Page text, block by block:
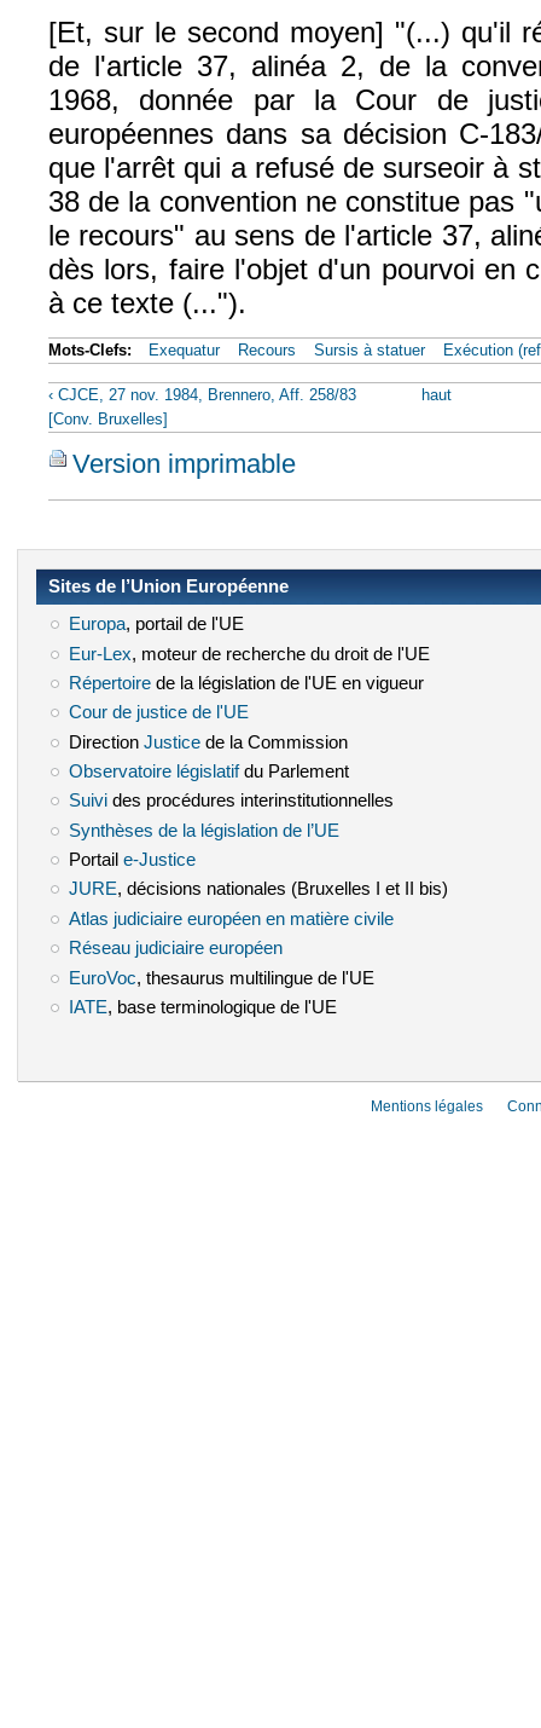
[Et, sur le second moyen] "(...) qu'il
de l'article 37, alinéa 2, de la
1968, donnée par la Cour de
européennes dans sa décision C-
que l'arrêt qui a refusé de surseoir à
38 de la convention ne constitue pas
le recours" au sens de l'article 37,
dès lors, faire l'objet d'un pourvoi en
à ce texte (...").
Mots-Clefs: Exequatur Recours Sursis à statuer Exécution
‹ CJCE, 27 nov. 1984, Brennero, Aff. 258/83
[Conv. Bruxelles]
haut
Version imprimable
Sites de l’Union Européenne
Europa(le lien est externe)
, portail de l'UE
Eur-Lex (le lien est externe)
, moteur de recherche du droit de l'UE
Répertoire(le lien est externe)
de la législation de l'UE en vigueur
Cour de justice de l'UE
Direction Justice(le lien est externe)
de la Commission
Observatoire législatif(le lien est externe)
du Parlement
Suivi(le lien est externe)
des procédures interinstitutionnelles
Synthèses de la législation de l’UE
Portail e-Justice(le lien est externe)
JURE(le lien est externe)
, décisions nationales (Bruxelles I et II bis)
Atlas judiciaire européen en matière civile(le lien est externe)
Réseau judiciaire européen(le lien est externe)
EuroVoc (le lien est externe)
, thesaurus multilingue de l'UE
IATE (le lien est externe)
, base terminologique de l'UE
Mentions légales